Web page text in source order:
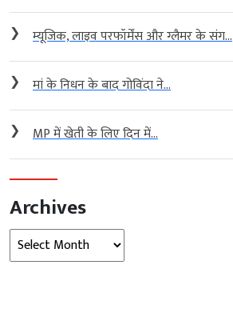
❯ म्यूजिक, लाइव परफॉर्मेंस और ग्लैमर के संग...
❯ मां के निधन के बाद गोविंदा ने...
❯ MP में खेती के लिए दिन में...
Archives
Archives